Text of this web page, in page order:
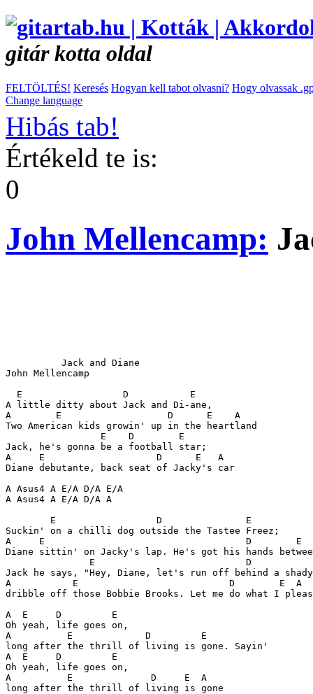
gitár kotta oldal
FELTÖLTÉS! Keresés Hogyan kell tabot olvasni? Hogy olvassak
Change language
Hibás tab!
Értékeld te is:
0
John Mellencamp:
          Jack and Diane
John Mellencamp
  E                  D           E
A little ditty about Jack and Di-ane,
A        E                   D      E    A
Two American kids growin' up in the heartland
                 E    D        E
Jack, he's gonna be a football star;
A     E                    D      E   A
Diane debutante, back seat of Jacky's car
A Asus4 A E/A D/A E/A
A Asus4 A E/A D/A A
        E                  D               E
Suckin' on a chilli dog outside the Tastee Freez;
A     E                                    D        E
Diane sittin' on Jacky's lap. He's got his hands
E                           D
Jack he says, "Hey, Diane, let's run off behind a
A           E                           D        E  A
dribble off those Bobbie Brooks. Let me do what I
A  E     D         E
Oh yeah, life goes on,
A          E             D         E
long after the thrill of living is gone. Sayin'
A  E     D         E
Oh yeah, life goes on,
A          E              D     E  A
long after the thrill of living is gone